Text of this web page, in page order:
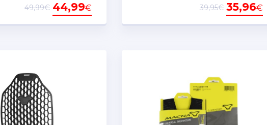
44,99€
49,99€ 35,96€
39,95€